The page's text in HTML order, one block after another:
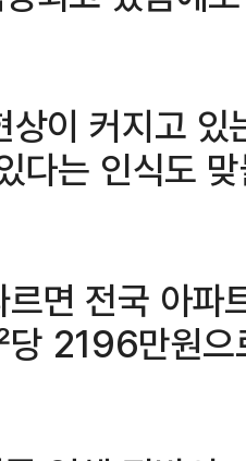
이 커지고
다는 인식도
면 전국 아
2196만원으